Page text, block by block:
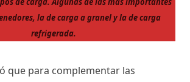
la de carga a granel y la de carga
refrigerada.
que para complementar las